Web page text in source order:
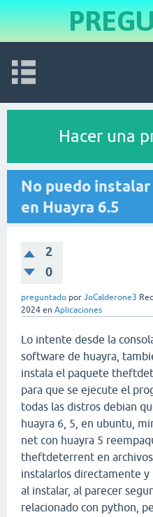
Hacer una
No puedo
en Huayra 6.5
2
0
preguntado por JoCalderone3
2024 en Aplicaciones
Lo intente desde la
software de huayra,
instala el paquete
para que se ejecute el
todas las distros debian
huayra 6, 5, en ubuntu,
net con huayra 5
theftdeterrent en
instalarlos directamente
al instalar, al parecer
relacionado con python,